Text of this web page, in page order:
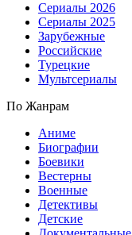
Сериалы 2026
Сериалы 2025
Зарубежные
Российские
Турецкие
Мультсериалы
По Жанрам
Аниме
Биографии
Боевики
Вестерны
Военные
Детективы
Детские